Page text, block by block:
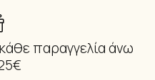
παραγγελία άνω